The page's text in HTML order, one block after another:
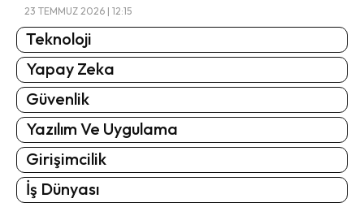
23 TEMMUZ 2026 | 12:15
Teknoloji
Yapay Zeka
Güvenlik
Yazılım Ve Uygulama
Girişimcilik
İş Dünyası